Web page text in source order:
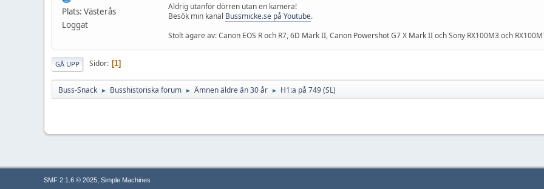
Plats: Västerås
Loggat
Aldrig utanför dörren utan en kamera!
Besök min kanal Bussmicke.se på Youtube.
Stolt ägare av: Canon EOS R och R7, 6D Mark II, Canon Powershot G7 X Mark II och Sony RX100M3 och
GÅ UPP Sidor 1
Buss-Snack ► Busshistoriska forum ► Ämnen äldre än 30 år ► H1:a på 749 (SL)
SMF 2.1.6 © 2025, Simple Machines